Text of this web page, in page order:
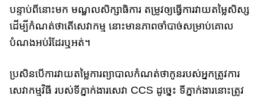
បន្ទាប់ពីនោះមក​ មណ្ឌល​សិក្សាធិការ​ តម្រូវ​ឲ្យធ្វើការ​​វាយតម្លៃ​សិស្ស
ដើម្បី​កំណត់ថា​តើសេវាកម្ម នោះ​​មាន​ភាព​​ចាំបាច់​​សម្រាប់​គោល​
បំណង​​​អប់រំ​​​ដែរឬអត់។
ប្រសិនបើការវាយតម្លៃការព្យាបាលកំណត់ថាកូនរបស់អ្នកត្រូវការ
សេវា​កម្មវិធី របស់ទីភ្នាក់ងារ​​​សេវា​ CCS ដូច្នេះ ​ទីភ្នាក់ងារនោះ​​ត្រូវ​